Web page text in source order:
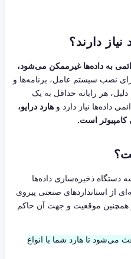
نیاز دارند؟
به داده‌ها غیرممکن می‌شود،
برای نصب سیستم عامل، برنامه‌ها و
هر رایانه حداقل به یک
داده‌ها نیاز دارد و هارد درایو،
است.
دستگاه ذخیره‌سازی داده‌ها
از استانداردهای صنعتی پیروی
همچنین موقعیت و جهت آن حاکم
می‌شود تا هارد شما با انواع